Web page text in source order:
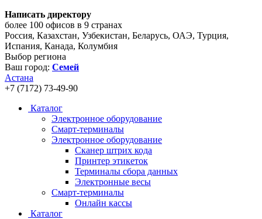
Написать директору
более 100 офисов в 9 странах
Россия, Казахстан, Узбекистан, Беларусь, ОАЭ, Турция,
Испания, Канада, Колумбия
Выбор региона
Ваш город: Семей
Астана
+7 (7172) 73-49-90
Каталог
Электронное оборудование
Смарт-терминалы
Электронное оборудование
Сканер штрих кода
Принтер этикеток
Терминалы сбора данных
Электронные весы
Смарт-терминалы
Онлайн кассы
Каталог